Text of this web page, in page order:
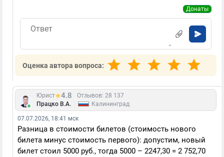
Донаты
Оценка автора вопроса:
Юрист 4.8
Отзывов: 28 137
Працко В.А.
Калининград
07.07.2026, 18:41 мск
Разница в стоимости билетов (стоимость нового
билета минус стоимость первого): допустим, новый
билет стоил 5000 руб., тогда 5000 – 2247,30 = 2 752,70